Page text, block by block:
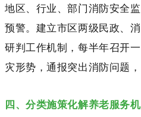
地区、行业、部门消防安全
预警。建立市区两级民政、
研判工作机制，每半年召开
灾形势，通报突出消防问题
四、分类施策化解养老服务